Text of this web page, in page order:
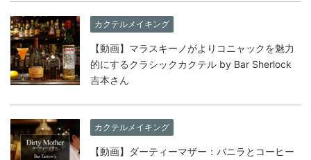
カクテルメイキング
【動画】マラスキーノがよりコニャックを魅力
的にするクラシックカクテル by Bar Sherlock
吉本さん
カクテルメイキング
【動画】ダーティーマザー：バニラとコーヒー